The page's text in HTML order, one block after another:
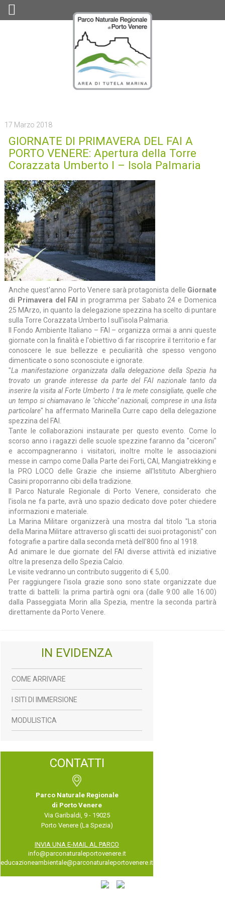
17 Marzo 2018
GIORNATE DI PRIMAVERA DEL FAI A
PORTO VENERE: Apertura della Torre
Corazzata Umberto I – Isola Palmaria
Anche quest'anno Porto Venere sarà protagonista delle Giornate
di Primavera del FAI in programma per Sabato 24 e Domenica
25 MArzo, in quanto la delegazione spezzina ha scelto di puntare
sulla Torre Corazzata Umberto I sull'isola Palmaria.
Il Fondo Ambiente Italiano – FAI – organizza ormai a anni queste
giornate con la finalità e l'obiettivo di far riscoprire il territorio e far
conoscere le sue bellezze e peculiarità che spesso vengono
dimenticate o sono sconosciute e ignorate.
"La manifestazione organizzata dalla delegazione della Spezia ha
trovato un grande interesse da parte del FAI nazionale tanto da
inserire la visita al Forte Umberto I tra le mete consigliate, quelle che
un tempo si chiamavano le "chicche" nazionali, comprese in una lista
particolare" ha affermato Marinella Curre capo della delegazione
spezzina del FAI.
Tante le collaborazioni instaurate per questo evento. Come lo
scorso anno i ragazzi delle scuole spezzine faranno da "ciceroni"
e accompagneranno i visitatori, inoltre molte le associazioni
messe in campo come Dalla Parte dei Forti, CAI, Mangiatrekking e
la PRO LOCO delle Grazie che insieme all'Istituto Alberghiero
Casini proporranno cibi della tradizione.
Il Parco Naturale Regionale di Porto Venere, considerato che
l'isola ne fa parte, avrà uno spazio dedicato dove poter chiedere
informazioni e materiale.
La Marina Militare organizzerà una mostra dal titolo "La storia
della Marina Militare attraverso gli scatti dei suoi protagonisti" con
fotografie a partire dalla seconda metà dell'800 fino al 1918.
Ad animare le due giornate del FAI diverse attività ed iniziative
oltre la presenza dello Spezia Calcio.
Le visite vedranno un contributo suggerito di € 5,00.
Per raggiungere l'isola grazie sono sono state organizzate due
tratte di battelli: la prima partirà ogni ora (dalle 9:00 alle 16:00)
dalla Passeggiata Morin alla Spezia, mentre la seconda partirà
direttamente da Porto Venere.
CONTATTI
Parco Naturale Regionale
di Porto Venere
Via Garibaldi, 9 - 19025
Porto Venere (La Spezia)
INVIA UNA E-MAIL AL PARCO
info@parconaturaleportovenere.it
educazioneambientale@parconaturaleportovenere.it
IN EVIDENZA
COME ARRIVARE
I SITI DI IMMERSIONE
MODULISTICA